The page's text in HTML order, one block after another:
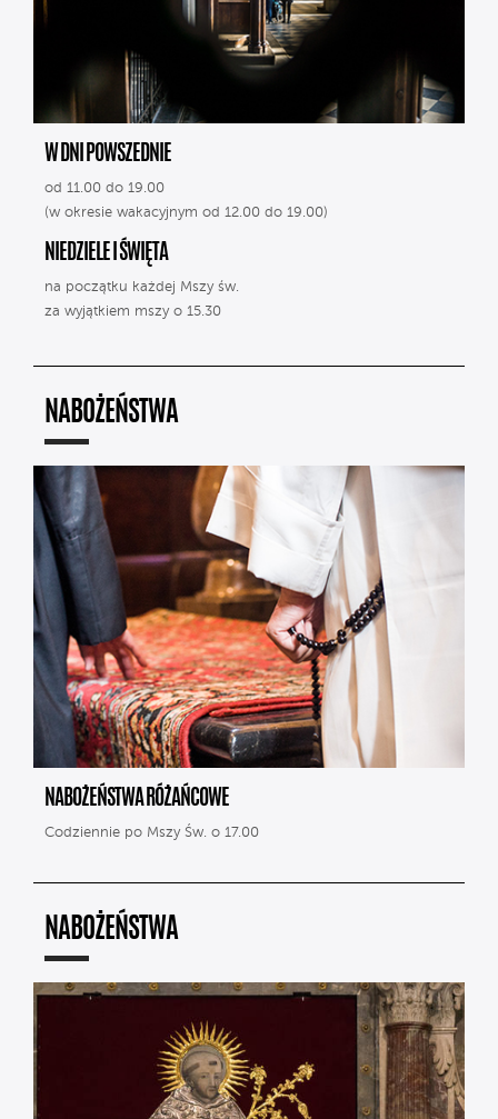
W DNI POWSZEDNIE
od 11.00 do 19.00
(w okresie wakacyjnym od 12.00 do 19.00)
NIEDZIELE I ŚWIĘTA
na początku każdej Mszy św.
za wyjątkiem mszy o 15.30
NABOŻEŃSTWA
NABOŻEŃSTWA RÓŻAŃCOWE
Codziennie po Mszy Św. o 17.00
NABOŻEŃSTWA